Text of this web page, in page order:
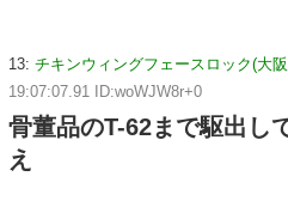
13: チキンウィングフェースロック(大
19:07:07.91 ID:woWJW8r+0
骨董品のT-62まで駆出し
え